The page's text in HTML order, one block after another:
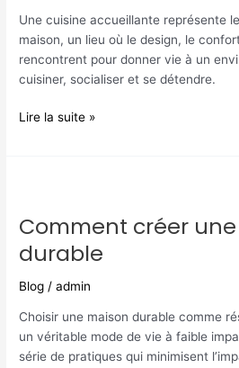
Une cuisine accueillante représente
maison, un lieu où le design, le
rencontrent pour donner vie à un
cuisiner, socialiser et se détendre.
accueillante
Lire la suite »
Comment créer
durable
Blog /admin
Choisir une maison durable comme
un véritable mode de vie à faible
série de pratiques qui minimisent
une
maison
durable